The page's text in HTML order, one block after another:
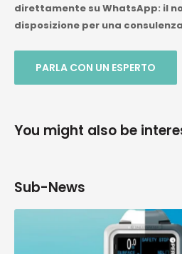
direttamente su WhatsApp: il
disposizione per una
PARLA CON UN ESPERTO
You might also be
Sub-News